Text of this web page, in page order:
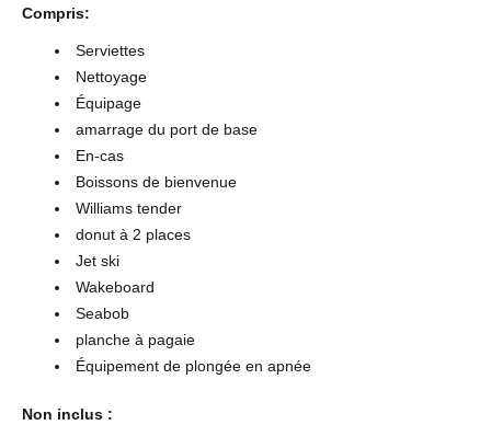
Compris:
Serviettes
Nettoyage
Équipage
amarrage du port de base
En-cas
Boissons de bienvenue
Williams tender
donut à 2 places
Jet ski
Wakeboard
Seabob
planche à pagaie
Équipement de plongée en apnée
Non inclus :